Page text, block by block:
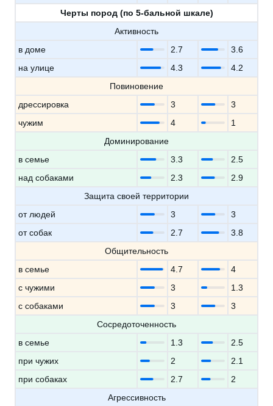
Черты пород (по 5-бальной шкале)
Активность
в доме
2.7
3.6
на улице
4.3
4.2
Повиновение
дрессировка
3
3
чужим
4
1
Доминирование
в семье
3.3
2.5
над собаками
2.3
2.9
Защита своей территории
от людей
3
3
от собак
2.7
3.8
Общительность
в семье
4.7
4
с чужими
3
1.3
с собаками
3
3
Сосредоточенность
в семье
1.3
2.5
при чужих
2
2.1
при собаках
2.7
2
Агрессивность